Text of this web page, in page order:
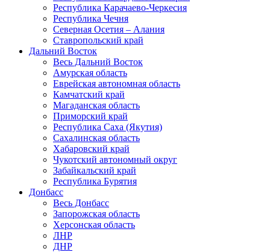
Республика Карачаево-Черкесия
Республика Чечня
Северная Осетия – Алания
Ставропольский край
Дальний Восток
Весь Дальний Восток
Амурская область
Еврейская автономная область
Камчатский край
Магаданская область
Приморский край
Республика Саха (Якутия)
Сахалинская область
Хабаровский край
Чукотский автономный округ
Забайкальский край
Республика Бурятия
Донбасс
Весь Донбасс
Запорожская область
Херсонская область
ЛНР
ДНР